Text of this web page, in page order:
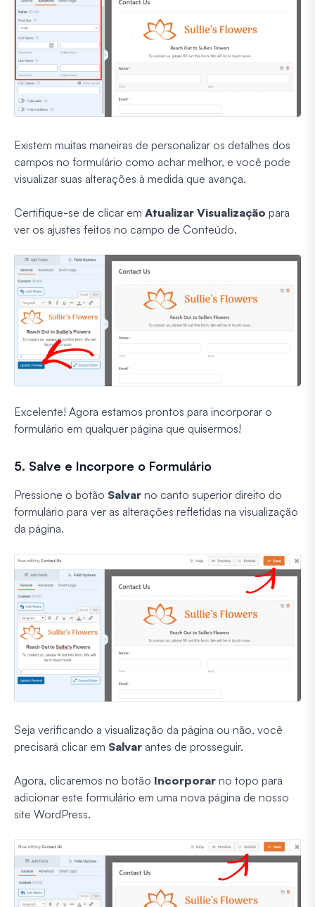
Existem muitas maneiras de personalizar os detalhes dos
campos no formulário como achar melhor, e você pode
visualizar suas alterações à medida que avança.
Certifique-se de clicar em Atualizar Visualização para
ver os ajustes feitos no campo de Conteúdo.
Excelente! Agora estamos prontos para incorporar o
formulário em qualquer página que quisermos!
5. Salve e Incorpore o Formulário
Pressione o botão Salvar no canto superior direito do
formulário para ver as alterações refletidas na visualização
da página.
Seja verificando a visualização da página ou não, você
precisará clicar em Salvar antes de prosseguir.
Agora, clicaremos no botão Incorporar no topo para
adicionar este formulário em uma nova página de nosso
site WordPress.